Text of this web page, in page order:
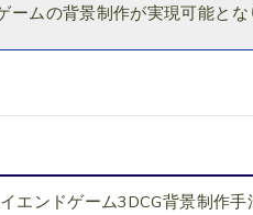
ムの背景制作が実現可能とな
エンドゲーム3DCG背景制作